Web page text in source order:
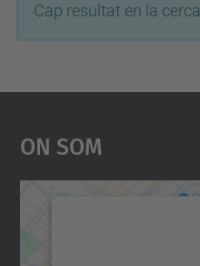
Cap resultat en la cerca.
On Som